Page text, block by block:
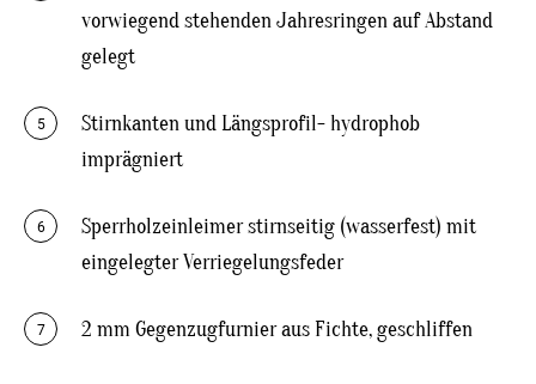
vorwiegend stehenden Jahresringen auf Abstand
gelegt
5
Stirnkanten und Längsprofil- hydrophob
imprägniert
6
Sperrholzeinleimer stirnseitig (wasserfest) mit
eingelegter Verriegelungsfeder
7 2 mm Gegenzugfurnier aus Fichte, geschliffen